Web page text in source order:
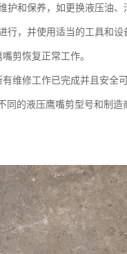
护和保养，如更换液压油、
行，并使用适当的工具和设
剪恢复正常工作。
维修工作已完成并且安全
的液压鹰嘴剪型号和制